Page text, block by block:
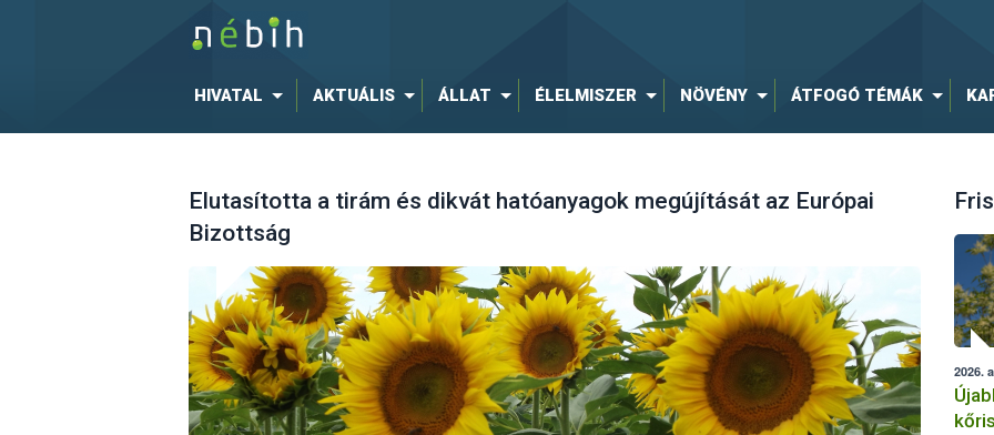
HIVATAL AKTUÁLIS ÁLLAT ÉLELMISZER NÖVÉNY ÁTFOGÓ TÉMÁK
Elutasította a tirám és dikvát hatóanyagok megújítását az Európai
Bizottság
2026.